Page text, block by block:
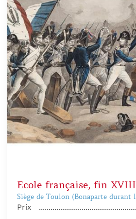
Ecole française, fin
Siège de Toulon (Bonaparte durant
Prix